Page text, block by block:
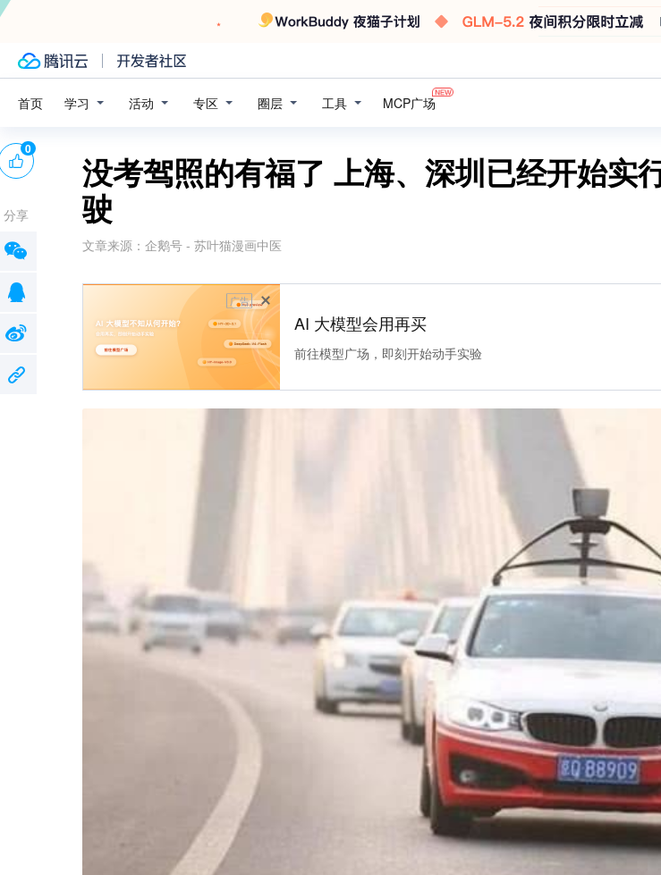
首页 学习 活动 专区 圈层 工具 MCP广场
没考驾照的有福了 上海、深圳已经开始实
驶
文章来源： 企鹅号 - 苏叶猫漫画中医
广告
AI 大模型会用再买
前往模型广场，即刻开始动手实验
0
分享